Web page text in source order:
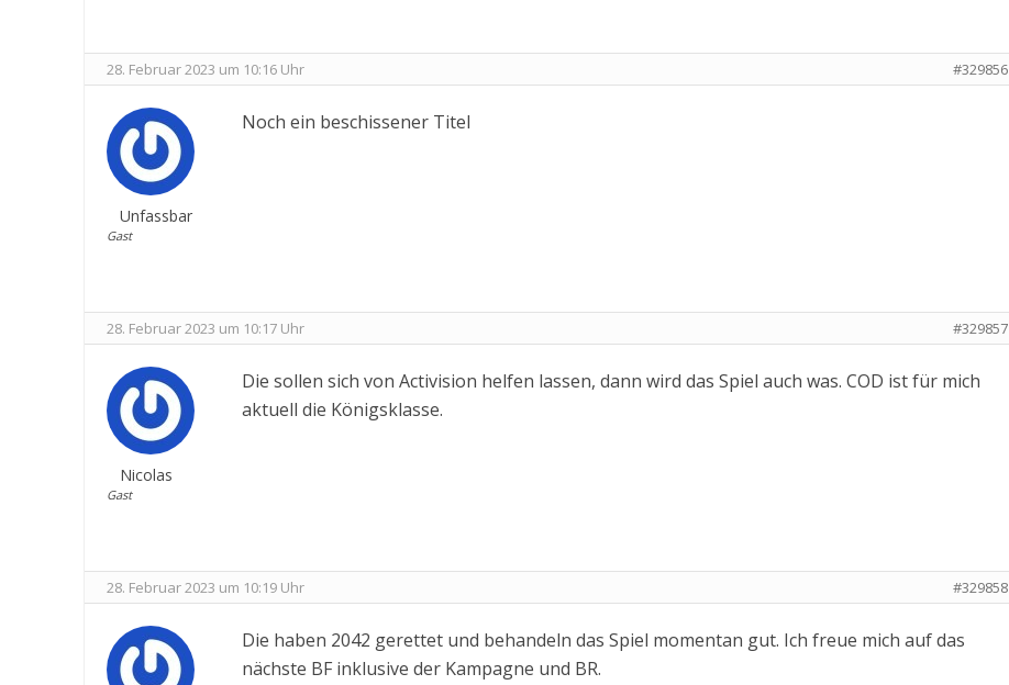
28. Februar 2023 um 10:16 Uhr #329856
Unfassbar
Gast
Noch ein beschissener Titel
28. Februar 2023 um 10:17 Uhr #329857
Nicolas
Gast
Die sollen sich von Activision helfen lassen, dann wird das Spiel auch was. COD ist für mich
aktuell die Königsklasse.
28. Februar 2023 um 10:19 Uhr #329858
Die haben 2042 gerettet und behandeln das Spiel momentan gut. Ich freue mich auf das
nächste BF inklusive der Kampagne und BR.